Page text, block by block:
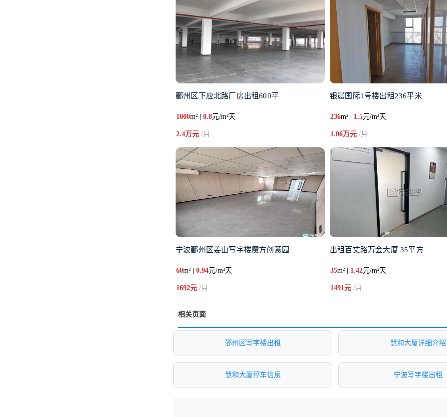
鄞州区下应北路厂房出租600平
1000m² | 0.8元/m²天
2.4万元 /月
银晨国际1号楼出租236平米
236m² | 1.5元/m²天
1.06万元 /月
宁波鄞州区姜山写字楼魔方创意园
60m² | 0.94元/m²天
1692元 /月
出租百丈路万金大厦 35平方
35m² | 1.42元/m²天
1491元 /月
相关页面
鄞州区写字楼出租 慧和大厦详细介绍
慧和大厦停车信息 宁波写字楼出租